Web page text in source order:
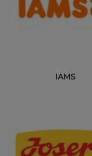
IAMS